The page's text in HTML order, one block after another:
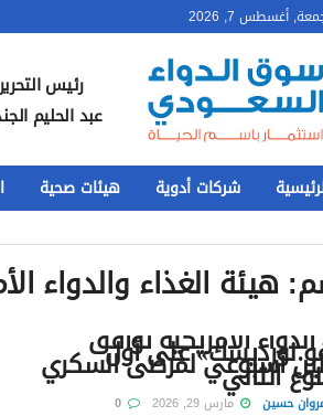
أغسطس 7, 2026
رئيس
عبد الحليم
شركات أدوية هيئات صحية
هيئة الغذاء والدواء
الأمريكية توافق
نورديسك» على أول
أسبوعي لمرضى السكري
الثاني
حسين مارس 29, 2026